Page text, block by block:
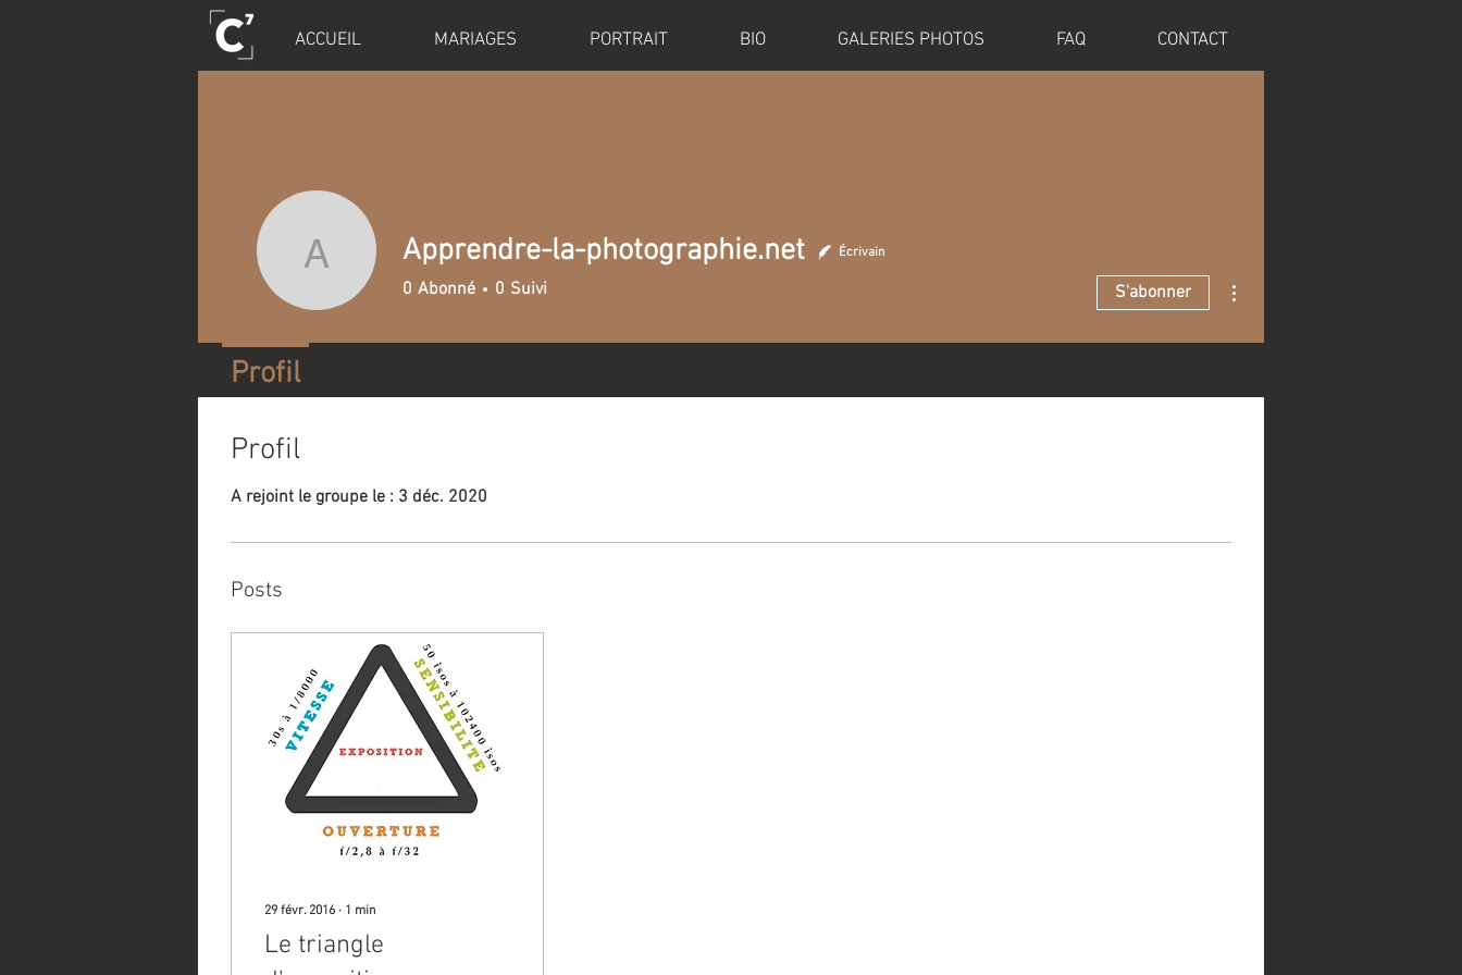
ACCUEIL MARIAGES PORTRAIT BIO GALERIES PHOTOS FAQ CONTACT
Apprendre-la-photographie.net
Apprendre-la-photographie.net Écrivain
0 Abonné 0 Suivi S'abonner
Profil
Profil
A rejoint le groupe le : 3 déc. 2020
Posts
29 févr. 2016 ∙ 1 min
Le triangle